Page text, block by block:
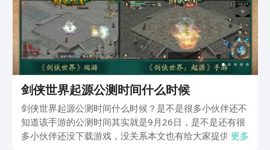
剑侠世界起源公测时间什么时候
剑侠世界起源公测时间什么时候？是不是很多小伙伴还不
知道该手游的公测时间其实就是9月26日，是不是还有很
多小伙伴还没下载游戏，没关系本文也有给大家提供一个
更多